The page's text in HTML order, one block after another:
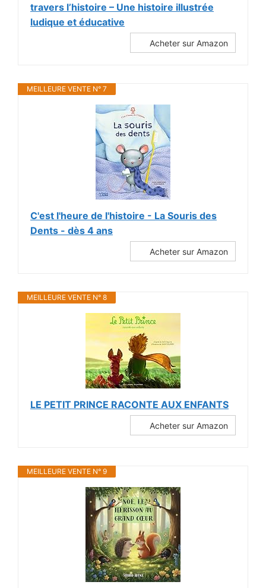
travers l’histoire – Une histoire illustrée
ludique et éducative
Acheter sur Amazon
MEILLEURE VENTE N° 7
C'est l'heure de l'histoire - La Souris des
Dents - dès 4 ans
Acheter sur Amazon
MEILLEURE VENTE N° 8
LE PETIT PRINCE RACONTE AUX ENFANTS
Acheter sur Amazon
MEILLEURE VENTE N° 9